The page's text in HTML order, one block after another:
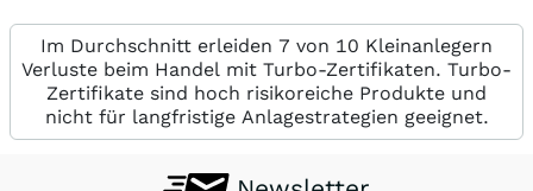
Im Durchschnitt erleiden 7 von 10 Kleinanlegern
Verluste beim Handel mit Turbo-Zertifikaten. Turbo-
Zertifikate sind hoch risikoreiche Produkte und
nicht für langfristige Anlagestrategien geeignet.